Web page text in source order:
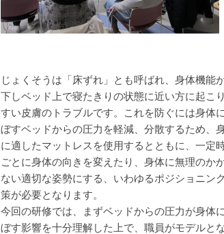
じょくそうは「床ずれ」とも呼ばれ、身体機能
下しベッド上で寝たきりの状態に近い方に起こ
すい皮膚のトラブルです。これを防ぐには身体
ぼすベッドからの圧力を軽減、分散するため、
に適したマットレスを使用するとともに、一定
ごとに身体の向きを変えたり、身体に無理のか
ない適切な姿勢にする、いわゆるポジショニン
策が必要となります。
今回の研修では、まずベッドからの圧力が身体
ぼす影響を十分理解した上で、職員がモデルと